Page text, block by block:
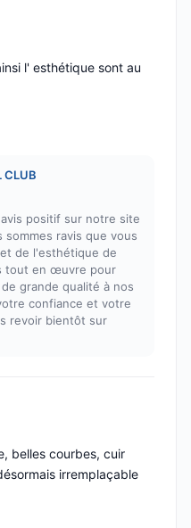
l' esthétique sont au
CLUB
positif sur notre site
sommes ravis que vous
de l'esthétique de
tout en œuvre pour
grande qualité à nos
confiance et votre
revoir bientôt sur
belles courbes, cuir
irremplaçable